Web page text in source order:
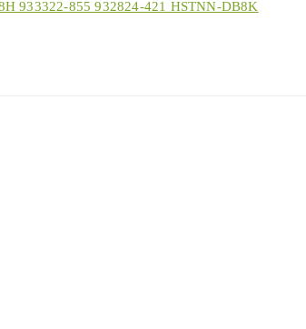
933322-855 932824-421 HSTNN-DB8K